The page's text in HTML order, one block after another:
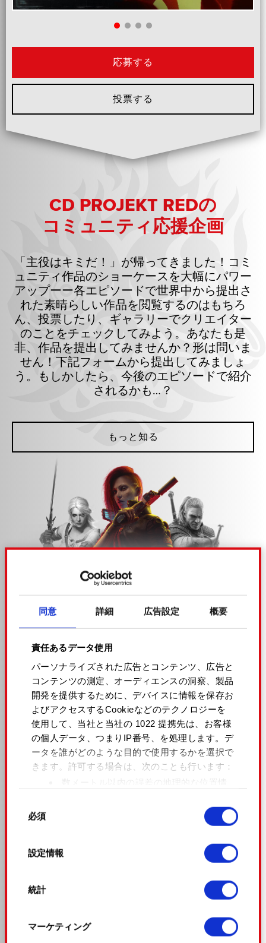
同意 詳細 広告設定 概要
責任あるデータ使用
パーソナライズされた広告とコンテンツ、広告と
コンテンツの測定、オーディエンスの洞察、製品
開発を提供するために、デバイスに情報を保存お
よびアクセスするCookieなどのテクノロジーを
使用して、当社と当社の 1022 提携先は、お客様
の個人データ、つまりIP番号、を処理します。デ
ータを誰がどのような目的で使用するかを選択で
きます。 許可する場合は、次のことも行います：
特定の特性（フィンガープリント）を積
極的にスキャンしてデバイスを特定します
で個人データの処理方法と設定を
行ってください。「Cookie宣言」からいつでも
一部のCookieはウェブサイトの機能を正常にお
Cookieは、ウェブサイトの品質向上のために、
必須
設定情報
統計
マーケティング
応募する
投票する
CD PROJEKT REDの
コミュニティ応援企画
「主役はキミだ！」が帰ってきました！コミ
ュニティ作品のショーケースを大幅にパワー
アップーー各エピソードで世界中から提出さ
れた素晴らしい作品を閲覧するのはもちろ
ん、投票したり、ギャラリーでクリエイター
のことをチェックしてみよう。あなたも是
非、作品を提出してみませんか？形は問いま
せん！下記フォームから提出してみましょ
う。もしかしたら、今後のエピソードで紹介
されるかも…？
もっと知る
すべてはキミ次第！
街。ただし、運がよければ… かけがえのない
誰かに出会うことはあります。
信用できるクルー。ピンチのときに手を差し
伸べてくれる存在。ただの仕事を、伝説に変
える奴ら。
今回のエピソードでは、ロマンスではなく、
『サイバーパンク2077』で出会った仲間たち
にスポットライトを当てていきます。